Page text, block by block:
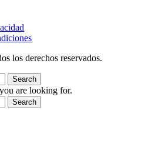
los derechos reservados.
Search
are looking for.
Search